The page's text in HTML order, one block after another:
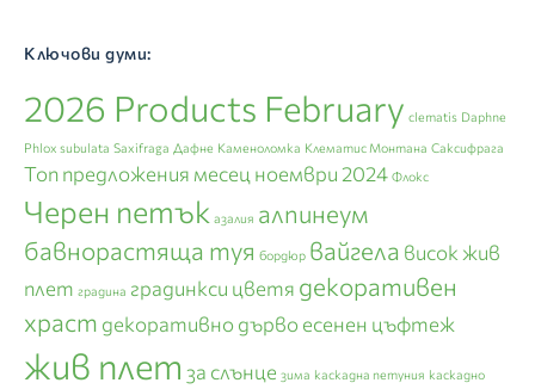
Ключови думи:
2026 Products February clematis Daphne
Phlox subulata Saxifraga Дафне Каменоломка Клематис Монтана Саксифрага
Топ предложения месец ноември 2024 Флокс
Черен петък азалия алпинеум
бавнорастяща туя бордюр вайгела висок жив
плет градина градинкси цветя декоративен
храст декоративно дърво есенен цъфтеж
жив плет за слънце зима каскадна петуния каскадно